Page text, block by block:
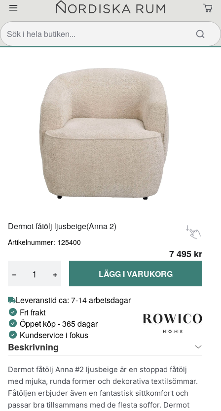
Dermot fåtölj ljusbeige(Anna 2)
Artikelnummer: 125400
7 495 kr
− + LÄGG I VARUKORG
Leveranstid ca: 7-14 arbetsdagar
Fri frakt
Öppet köp - 365 dagar
Kundservice i fokus
Beskrivning
Dermot fåtölj Anna #2 ljusbeige är en stoppad fåtölj
med mjuka, runda former och dekorativa textilsömmar.
Fåtöljen erbjuder även en fantastisk sittkomfort och
passar bra tillsammans med de flesta soffor. Dermot